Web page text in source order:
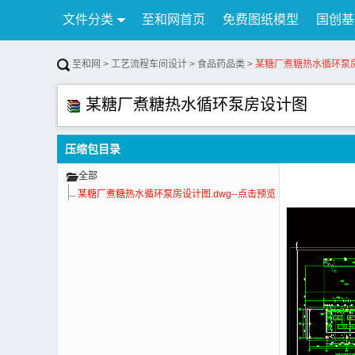
文件分类 至和网首页 免费图纸模型 国创
行业资讯 公告 联系我们
至和网 > 工艺流程车间设计 > 食品药品类 > 某糖厂煮糖热水循环泵
某糖厂煮糖热水循环泵房设计图
压缩包目录
全部
某糖厂煮糖热水循环泵房设计图.dwg--点击预览